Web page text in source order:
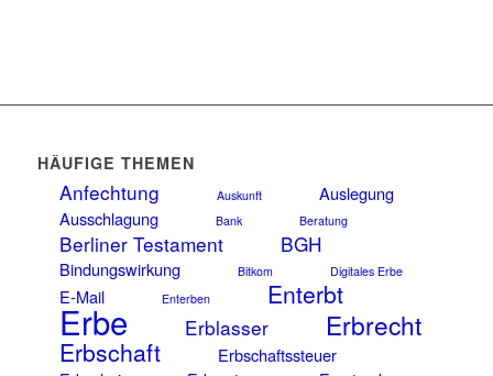
HÄUFIGE THEMEN
Anfechtung Auskunft
Auslegung
Ausschlagung
Bank Beratung
Berliner Testament BGH
Bindungswirkung Bitkom Digitales Erbe
E-Mail Enterben Enterbt
Erbe Erblasser Erbrecht
Erbschaft
Erbschaftssteuer